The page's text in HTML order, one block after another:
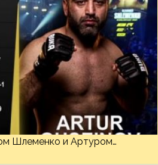
Шлеменко и Артуром…